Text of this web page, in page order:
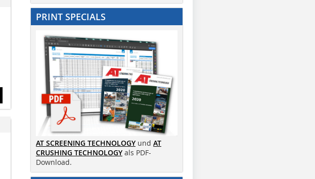
PRINT SPECIALS
AT SCREENING TECHNOLOGY und AT
CRUSHING TECHNOLOGY als PDF-
Download.